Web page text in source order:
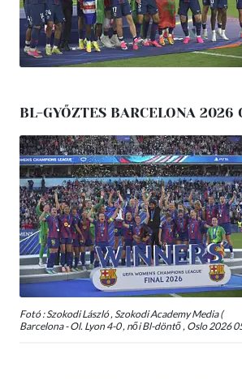
BL-GYŐZTES BARCELONA 2026
Fotó : Szokodi László , Szokodi Academy Media (
Barcelona - Ol. Lyon 4-0 , női Bl-döntő , Oslo 2026